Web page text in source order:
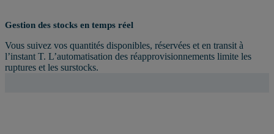
Gestion des stocks en temps réel
Vous suivez vos quantités disponibles, réservées et en transit à
l’instant T. L’automatisation des réapprovisionnements limite les
ruptures et les surstocks.